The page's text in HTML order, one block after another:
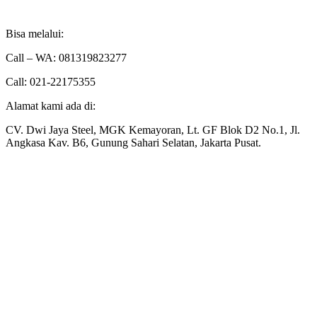
Bisa melalui:
Call – WA: 081319823277
Call: 021-22175355
Alamat kami ada di:
CV. Dwi Jaya Steel, MGK Kemayoran, Lt. GF Blok D2 No.1, Jl.
Angkasa Kav. B6, Gunung Sahari Selatan, Jakarta Pusat.